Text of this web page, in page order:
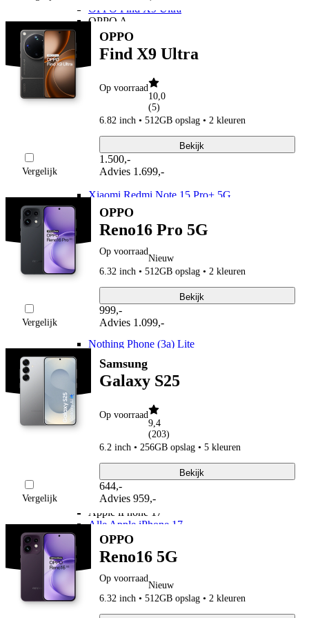
OPPO Find X9 Ultra
OPPO A
OPPO A6x 5G
OPPO A6 5G
OPPO A40
Xiaomi
Xiaomi 17
Xiaomi 17T Pro
Xiaomi 17 Ultra
Xiaomi 15T Pro
Xiaomi 15T
Xiaomi Redmi Note 15 Pro+ 5G
Xiaomi Redmi Note 15 Pro 5G
Xiaomi Redmi Note 15 5G
Xiaomi Redmi Note 15
Xiaomi Redmi 15C
Overige
Xiaomi Redmi A7 Pro
Nothing
Nothing Phone (4a) Pro
Nothing Phone (4a)
Nothing Phone (3a) Pro
Nothing Phone (3a) Lite
Fairphone
Fairphone
Fairphone (Gen. 6)
Realme
Realme
Realme GT 8 Pro
Realme GT 7 Pro
Apple iPhone 17
Alle Apple iPhone 17
Apple iPhone Air
Apple iPhone 17e
Apple iPhone 17 Pro Max
Apple iPhone 17 Pro
Apple iPhone 17
Apple iPhone 16
Apple iPhone 16e
OPPO
Find X9 Ultra
Op voorraad
10,0
(5)
6.82 inch • 512GB opslag • 2 kleuren
Vergelijk
1.500,-
Advies 1.699,-
Bekijk
OPPO
Reno16 Pro 5G
Op voorraad
Nieuw
6.32 inch • 512GB opslag • 2 kleuren
Vergelijk
999,-
Advies 1.099,-
Bekijk
Samsung
Galaxy S25
Op voorraad
9,4
(203)
6.2 inch • 256GB opslag • 5 kleuren
Vergelijk
644,-
Advies 959,-
Bekijk
OPPO
Reno16 5G
Op voorraad
Nieuw
6.32 inch • 512GB opslag • 2 kleuren